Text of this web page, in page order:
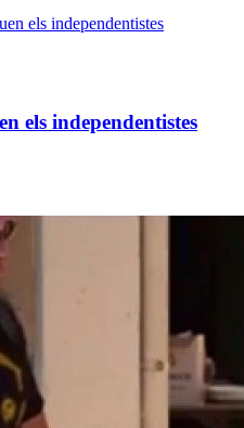
els independentistes